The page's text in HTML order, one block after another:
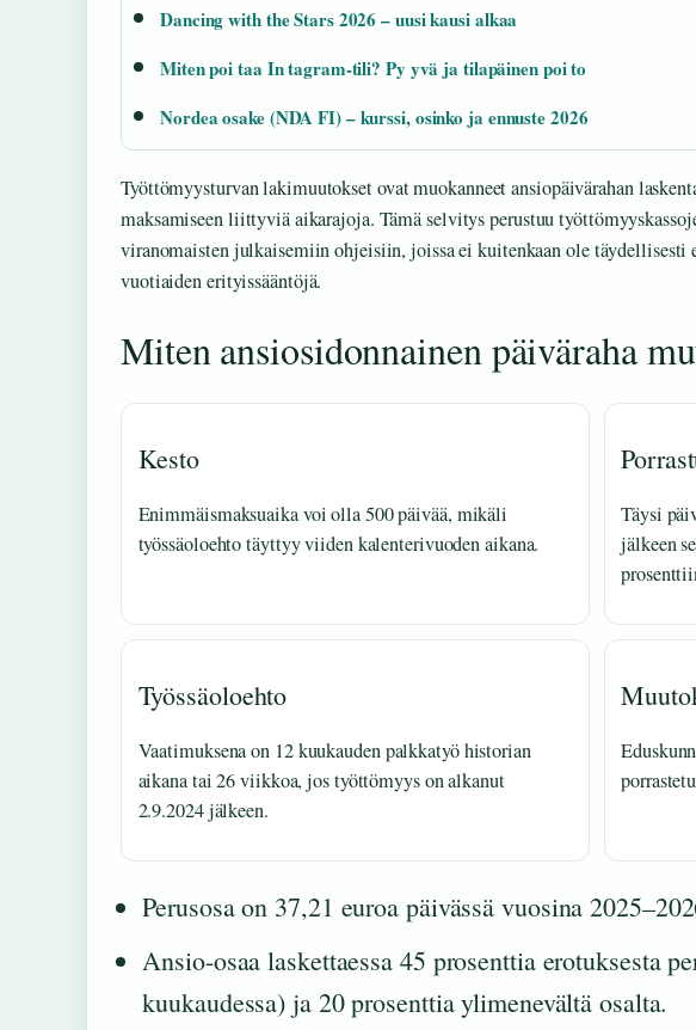
Dancing with the Stars 2026 – uusi kausi alkaa
Miten poi taa In tagram-tili? Py yvä ja tilapäinen poi to
Nordea osake (NDA FI) – kurssi, osinko ja ennuste 2026
Työttömyysturvan lakimuutokset ovat muokanneet ansiopäivärahan
maksamiseen liittyviä aikarajoja. Tämä selvitys perustuu
viranomaisten julkaisemiin ohjeisiin, joissa ei kuitenkaan ole täydellisesti
vuotiaiden erityissääntöjä.
Miten ansiosidonnainen päiväraha
Kesto
Enimmäismaksuaika voi olla 500 päivää, mikäli
työssäoloehto täyttyy viiden kalenterivuoden aikana.
Täysi
jälkeen
Työssäoloehto
Vaatimuksena on 12 kuukauden palkkatyö historian
aikana tai 26 viikkoa, jos työttömyys on alkanut
2.9.2024 jälkeen.
Perusosa on 37,21 euroa päivässä vuosina
Ansio-osaa laskettaessa 45 prosenttia erotuksesta
kuukaudessa) ja 20 prosenttia ylimenevältä osalta.